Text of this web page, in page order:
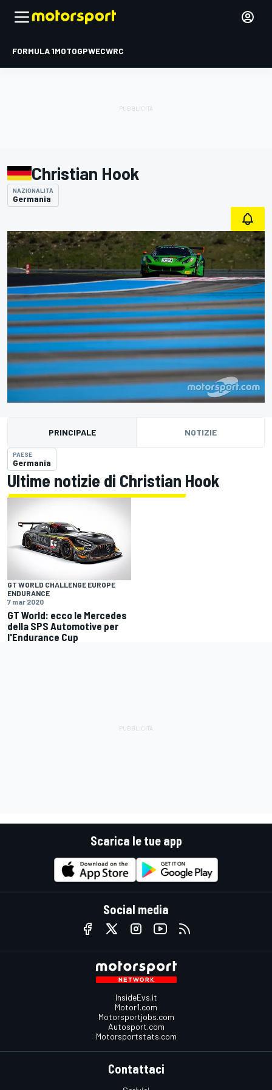
FORMULA 1MOTOGPWECWRC
Christian Hook
NAZIONALITÀ
Germania
PRINCIPALE NOTIZIE
PAESE
Germania
Ultime notizie di Christian Hook
GT WORLD CHALLENGE EUROPE
ENDURANCE
7 mar 2020
GT World: ecco le Mercedes
della SPS Automotive per
l'Endurance Cup
Scarica le tue app
Social media
InsideEvs.it
Motor1.com
Motorsportjobs.com
Autosport.com
Motorsportstats.com
Contattaci